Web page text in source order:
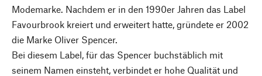
Modemarke. Nachdem er in den 1990er Jahren das Label
Favourbrook kreiert und erweitert hatte, gründete er 2002
die Marke Oliver Spencer.
Bei diesem Label, für das Spencer buchstäblich mit
seinem Namen einsteht, verbindet er hohe Qualität und